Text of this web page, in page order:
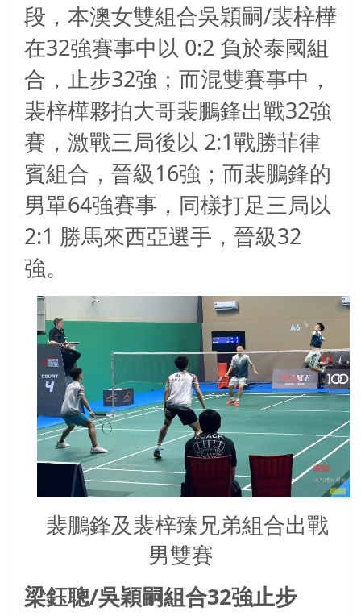
段，本澳女雙組合吳穎嗣/裴梓樺
在32強賽事中以 0:2 負於泰國組
合，止步32強；而混雙賽事中，
裴梓樺夥拍大哥裴鵬鋒出戰32強
賽，激戰三局後以 2:1戰勝菲律
賓組合，晉級 16強；而裴鵬鋒的
男單64強賽事，同樣打足三局以
2:1 勝馬來西亞選手，晉級32
強。
裴鵬鋒及裴梓臻兄弟組合出戰
男雙賽
梁鈺聰/吳穎嗣組合32強止步